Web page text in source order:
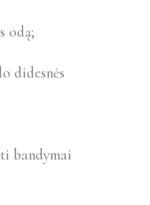
odą;
didesnės
bandymai